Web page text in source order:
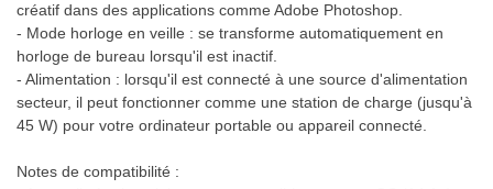
créatif dans des applications comme Adobe Photoshop.
- Mode horloge en veille : se transforme automatiquement en
horloge de bureau lorsqu'il est inactif.
- Alimentation : lorsqu'il est connecté à une source d'alimentation
secteur, il peut fonctionner comme une station de charge (jusqu'à
45 W) pour votre ordinateur portable ou appareil connecté.
Notes de compatibilité :